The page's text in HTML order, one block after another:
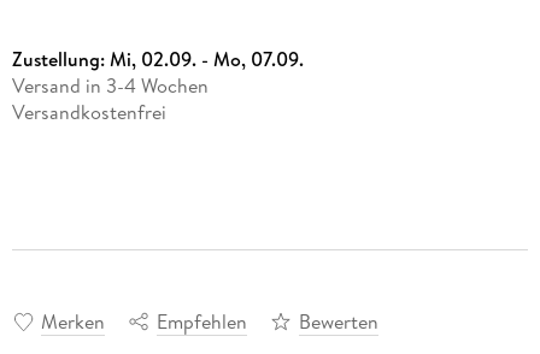
Zustellung:Mi, 02.09. - Mo, 07.09.
Versand in 3-4 Wochen
Versandkostenfrei
Merken Empfehlen Bewerten